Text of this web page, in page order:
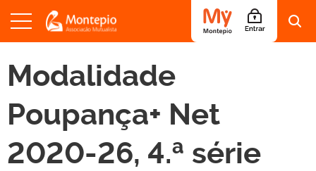
Modalidade
Poupança+ Net
2020-26, 4.ª série